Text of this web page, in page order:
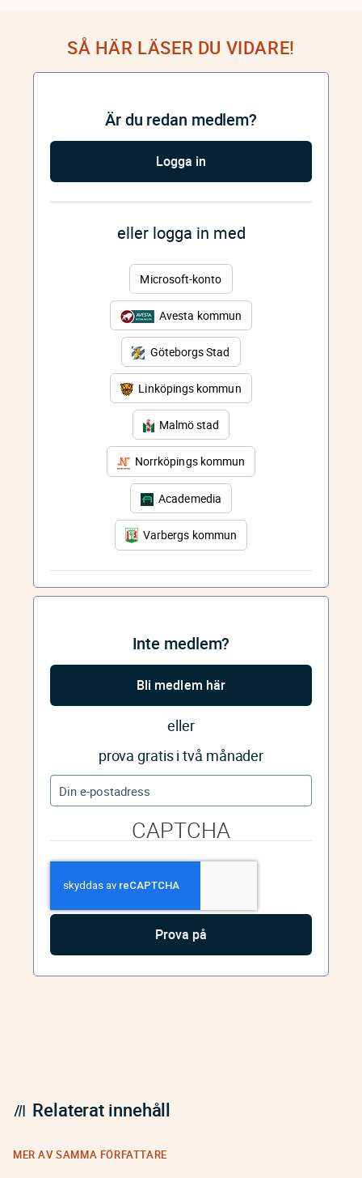
SÅ HÄR LÄSER DU VIDARE!
Är du redan medlem?
Logga in
eller logga in med
Microsoft-konto
Avesta kommun
Göteborgs Stad
Linköpings kommun
Malmö stad
Norrköpings kommun
Academedia
Varbergs kommun
Inte medlem?
Bli medlem här
eller
prova gratis i två månader
CAPTCHA
Relaterat innehåll
MER AV SAMMA FÖRFATTARE